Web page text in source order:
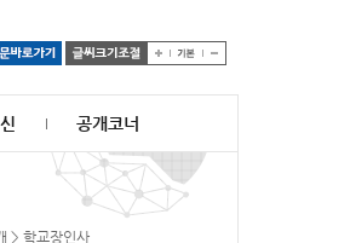
공개코너
> 학교장인사